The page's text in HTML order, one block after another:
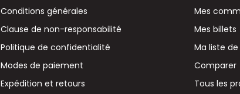
Conditions générales
Clause de non-responsabilité
Politique de confidentialité
Modes de paiement
Expédition et retours
Mes
Mes billets
Ma liste
Comparer
Tous les